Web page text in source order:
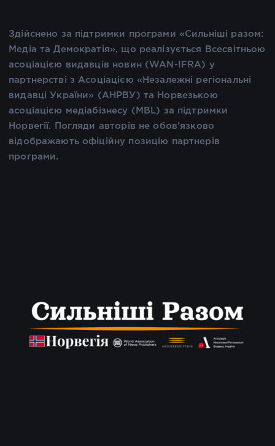
Здійснено за підтримки програми «Сильніші разом:
Медіа та Демократія», що реалізується Всесвітньою
асоціацією видавців новин (WAN-IFRA) у
партнерстві з Асоціацією «Незалежні регіональні
видавці України» (АНРВУ) та Норвезькою
асоціацією медіабізнесу (MBL) за підтримки
Норвегії. Погляди авторів не обов’язково
відображають офіційну позицію партнерів
програми.